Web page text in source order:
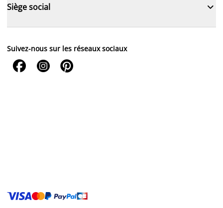
Siège social 
Suivez-nous sur les réseaux sociaux
  